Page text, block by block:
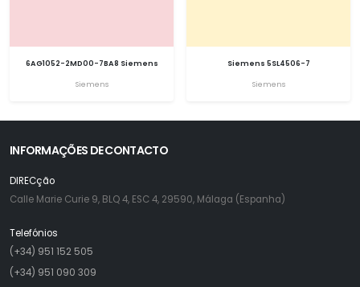
6AG1052-2MD00-7BA8 Siemens
Siemens
Siemens 5SL4506-7
Siemens
INFORMAÇÕES DE CONTACTO
DIRECção
Calle Marie Curie 9, BLQ 4, ESC 4, 29590, Málaga (Espanha)
Telefónios
(+34) 951 152 505
(+34) 951 090 309